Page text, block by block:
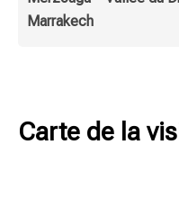
Marrakech
Carte de la